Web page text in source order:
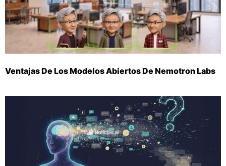
Ventajas De Los Modelos Abiertos De Nemotron Labs